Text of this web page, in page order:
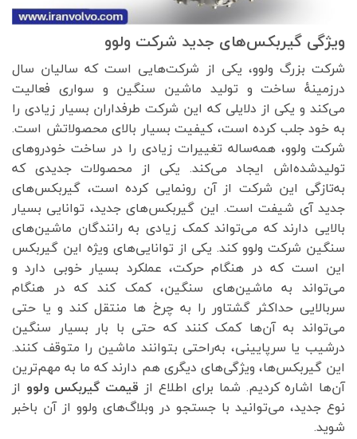
ویژگی گیربکس‌های جدید شرکت ولوو
شرکت بزرگ ولوو، یکی از شرکت‌هایی است که سالیان سال
درزمینهٔ ساخت و تولید ماشین سنگین و سواری فعالیت
می‌کند و یکی از دلایلی که این شرکت طرفداران بسیار زیادی را
به خود جلب کرده است، کیفیت بسیار بالای محصولاتش است.
شرکت ولوو، همه‌ساله تغییرات زیادی را در ساخت خودروهای
تولیدشده‌اش ایجاد می‌کند. یکی از محصولات جدیدی که
به‌تازگی این شرکت از آن رونمایی کرده است، گیربکس‌های
جدید آی شیفت است. این گیربکس‌های جدید، توانایی بسیار
بالایی دارند که می‌تواند کمک زیادی به رانندگان ماشین‌های
سنگین شرکت ولوو کند. یکی از توانایی‌های ویژه این گیربکس
این است که در هنگام حرکت، عملکرد بسیار خوبی دارد و
می‌تواند به ماشین‌های سنگین، کمک کند که در هنگام
سربالایی حداکثر گشتاور را به چرخ ها منتقل کند و یا حتی
می‌تواند به آن‌ها کمک کنند که حتی با بار بسیار سنگین
درشیب یا سرپایینی، به‌راحتی بتوانند ماشین را متوقف کنند.
این گیربکس‌ها، ویژگی‌های دیگری هم دارند که ما به مهم‌ترین
آن‌ها اشاره کردیم. شما برای اطلاع از قیمت گیربکس ولوو از
نوع جدید، می‌توانید با جستجو در وبلاگ‌های ولوو از آن باخبر
شوید.